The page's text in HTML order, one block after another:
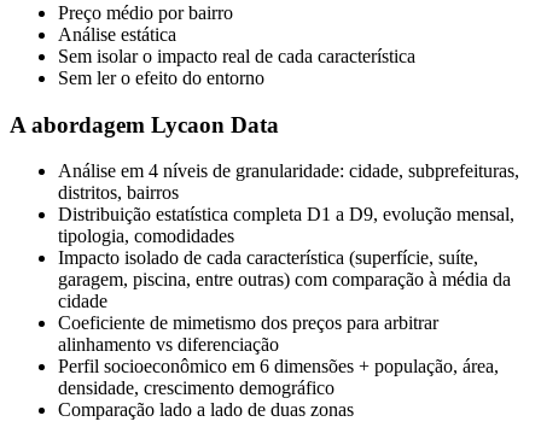
Preço médio por bairro
Análise estática
Sem isolar o impacto real de cada característica
Sem ler o efeito do entorno
A abordagem Lycaon Data
Análise em 4 níveis de granularidade: cidade, subprefeituras,
distritos, bairros
Distribuição estatística completa D1 a D9, evolução mensal,
tipologia, comodidades
Impacto isolado de cada característica (superfície, suíte,
garagem, piscina, entre outras) com comparação à média da
cidade
Coeficiente de mimetismo dos preços para arbitrar
alinhamento vs diferenciação
Perfil socioeconômico em 6 dimensões + população, área,
densidade, crescimento demográfico
Comparação lado a lado de duas zonas